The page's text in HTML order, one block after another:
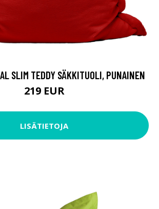
SLIM TEDDY SÄKKITUOLI, PUNAINEN
219 EUR
LISÄTIETOJA